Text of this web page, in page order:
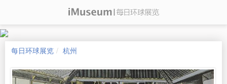
每日环球展览 杭州